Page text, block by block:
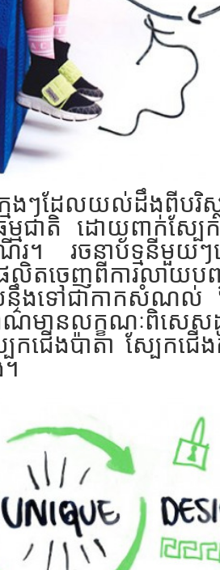
ក្មេងៗដែលយល់ដឹងពីបរិ
ម្មជាតិ ដោយពាក់ស្បែ
ើរ។ រចនាប័ទ្មនីមួយៗ
តចេញពីការលាយបញ្ចូល
ងទៅជាកាកសំណល់ និង
មានលក្ខណៈពិសេ
កជើងប៉ាតា ស្បែកជើ